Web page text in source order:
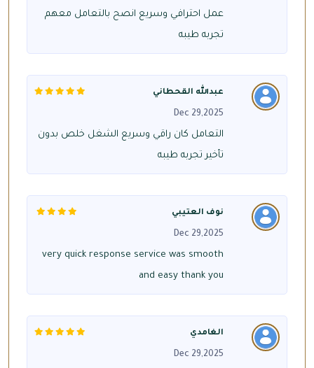
عمل احترافي وسريع انصح بالتعامل معهم
تجربه طيبه
عبدالله القحطاني
Dec 29,2025
التعامل كان راقي وسريع الشغل خلص بدون
تأخير تجربه طيبه
نوف العتيبي
Dec 29,2025
very quick response service was smooth
and easy thank you
الغامدي
Dec 29,2025